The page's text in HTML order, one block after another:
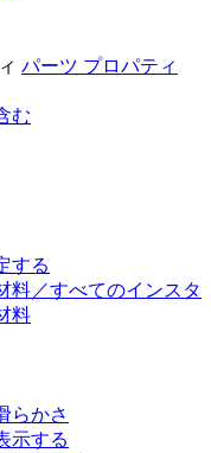
パーツ プロパティ
む
する
料／すべてのインスタ
料
らかさ
示する